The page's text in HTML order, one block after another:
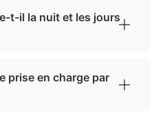
t-il la nuit et les jours
prise en charge par